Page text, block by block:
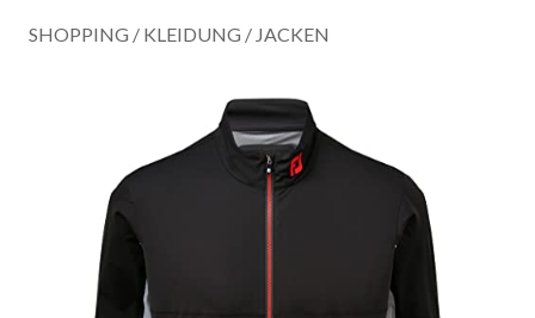
SHOPPING / KLEIDUNG / JACKEN